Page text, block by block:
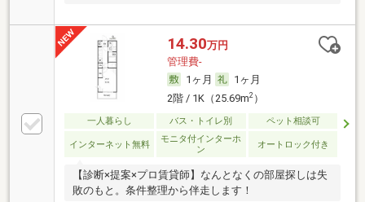
14.30万円
管理費-
1ヶ月
1ヶ月
2階 / 1K（25.69m2）
一人暮らし バス・トイレ別 ペット相談可
インターネット無料
モニタ付インターホ
ン
オートロック付き
【診断×提案×プロ賃貸師】なんとなくの部屋探しは失
敗のもと。条件整理から伴走します！